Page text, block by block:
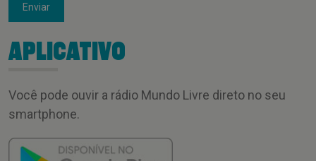
Enviar
APLICATIVO
Você pode ouvir a rádio Mundo Livre direto no seu
smartphone.